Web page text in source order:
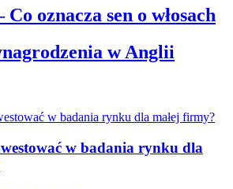
Co oznacza sen o włosach
w Anglii
w badania rynku dla